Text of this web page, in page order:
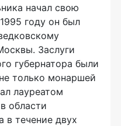
начал свою
году он был
Заслуги
губернатора были
только монаршей
лауреатом
области
в течение двух